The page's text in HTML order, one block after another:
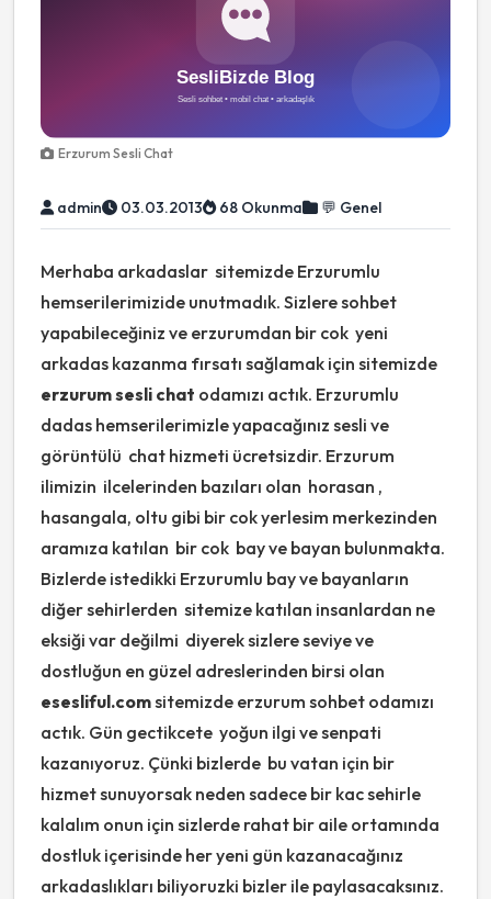
Erzurum Sesli Chat
admin 03.03.2013 68 Okunma 💬 Genel
Merhaba arkadaslar sitemizde Erzurumlu
hemserilerimizide unutmadık. Sizlere sohbet
yapabileceğiniz ve erzurumdan bir cok yeni
arkadas kazanma fırsatı sağlamak için sitemizde
erzurum sesli chat odamızı actık. Erzurumlu
dadas hemserilerimizle yapacağınız sesli ve
görüntülü chat hizmeti ücretsizdir. Erzurum
ilimizin ilcelerinden bazıları olan horasan ,
hasangala, oltu gibi bir cok yerlesim merkezinden
aramıza katılan bir cok bay ve bayan bulunmakta.
Bizlerde istedikki Erzurumlu bay ve bayanların
diğer sehirlerden sitemize katılan insanlardan ne
eksiği var değilmi diyerek sizlere seviye ve
dostluğun en güzel adreslerinden birsi olan
esesliful.comsitemizde erzurum sohbet odamızı
actık. Gün gectikcete yoğun ilgi ve senpati
kazanıyoruz. Çünki bizlerde bu vatan için bir
hizmet sunuyorsak neden sadece bir kac sehirle
kalalım onun için sizlerde rahat bir aile ortamında
dostluk içerisinde her yeni gün kazanacağınız
arkadaslıkları biliyoruzki bizler ile paylasacaksınız.